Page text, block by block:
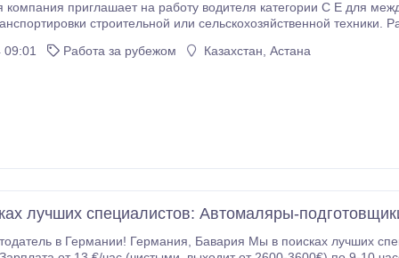
компания приглашает на работу водителя категории C E для
строительной или сельскохозяйственной техники. Работа с негабаритными грузами. Мы предлагаем:
тягача Знание английского или польского языка на уровне
Работа за рубежом Казахстан, Астана
лучших специалистов: Автомаляры-
Бавария Мы в поисках лучших специалистов: -Автомаляры-подготовщики